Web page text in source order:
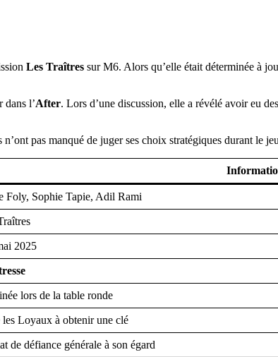
Les Traîtres sur M6. Alors qu’elle était déterminée à
dans l’After. Lors d’une discussion, elle a révélé avoir eu
pas manqué de juger ses choix stratégiques durant le
Foly, Sophie Tapie, Adil Rami
2025
lors de la table ronde
Loyaux à obtenir une clé
de défiance générale à son égard